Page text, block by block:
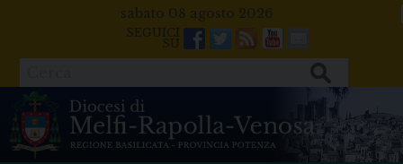
sabato 08 agosto 2026
Facebook
Twitter
FeedsYoutube
Mail